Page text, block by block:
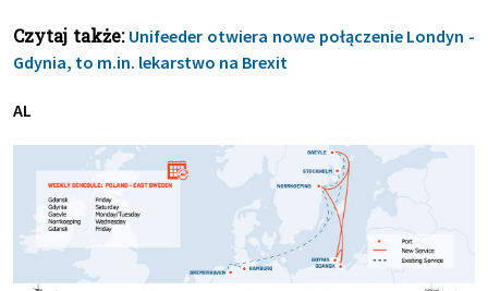
Czytaj także: Unifeeder otwiera nowe połączenie Londyn -
Gdynia, to m.in. lekarstwo na Brexit
AL